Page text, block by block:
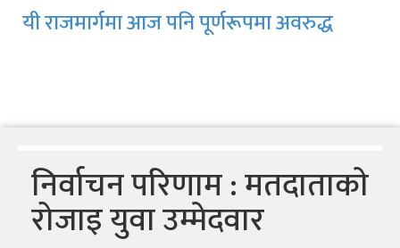
यी राजमार्गमा आज पनि पूर्णरूपमा अवरुद्ध
निर्वाचन परिणाम : मतदाताकाे
रोजाइ युवा उम्मेदवार